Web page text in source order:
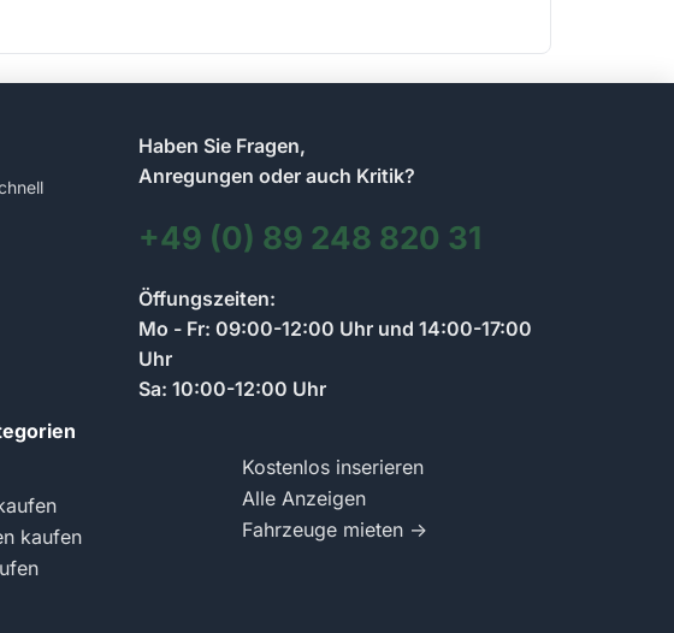
Haben Sie Fragen,
Anregungen oder auch Kritik?
+49 (0) 89 248 820 31
Öffungszeiten:
Mo - Fr: 09:00-12:00 Uhr und 14:00-17:00
Uhr
Sa: 10:00-12:00 Uhr
kaufen
Kostenlos inserieren
Alle Anzeigen
Fahrzeuge mieten →
Kontakt zum Anzeigenmarkt-Team
Schreiben Sie uns Ihre Frage zum Anzeigenmarkt.